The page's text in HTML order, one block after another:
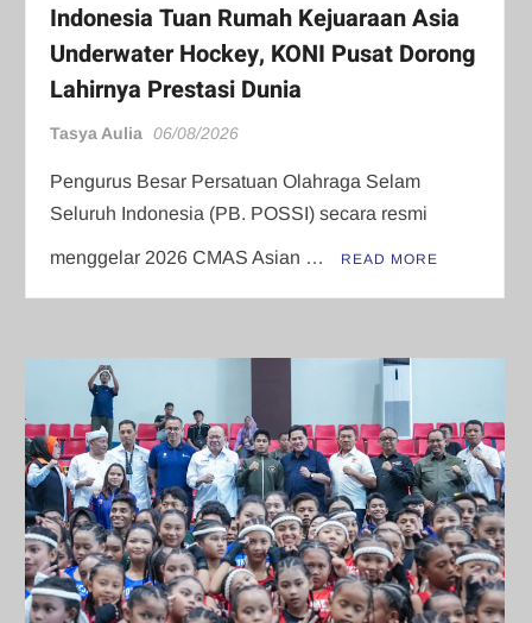
Indonesia Tuan Rumah Kejuaraan Asia
Underwater Hockey, KONI Pusat Dorong
Lahirnya Prestasi Dunia
Tasya Aulia 06/08/2026
Pengurus Besar Persatuan Olahraga Selam
Seluruh Indonesia (PB. POSSI) secara resmi
menggelar 2026 CMAS Asian … READ MORE